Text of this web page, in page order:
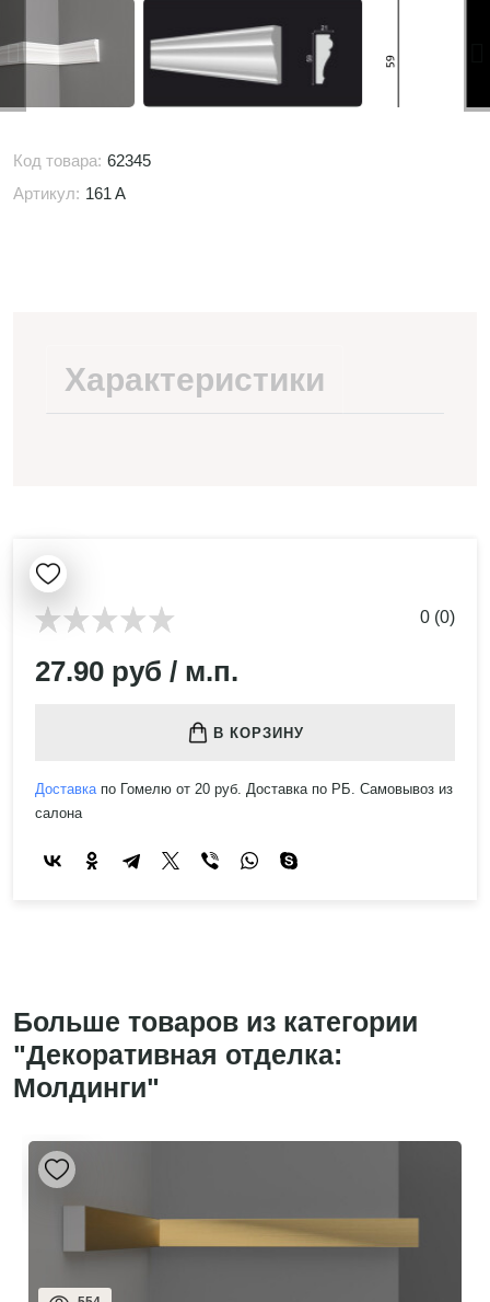
Код товара: 62345
Артикул: 161 A
Характеристики
0 (0)
27.90 руб / м.п.
В КОРЗИНУ
Доставкапо Гомелю от 20 руб. Доставка по РБ. Самовывоз из
салона
Больше товаров из категории
"Декоративная отделка:
Молдинги"